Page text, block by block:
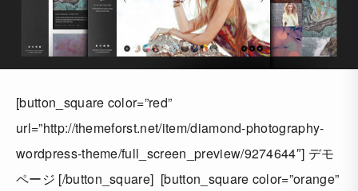
[button_square color=”red”
url=”http://themeforst.net/item/diamond-photography-
wordpress-theme/full_screen_preview/9274644″] デモ
ページ [/button_square] [button_square color=”orange”